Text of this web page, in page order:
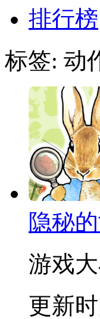
排行榜
标签: 动
隐秘
游戏大
更新时